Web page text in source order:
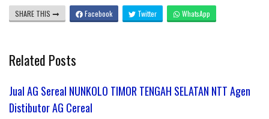
SHARE THIS Facebook Twitter WhatsApp
Related Posts
Jual AG Sereal NUNKOLO TIMOR TENGAH SELATAN NTT Agen
Distibutor AG Cereal